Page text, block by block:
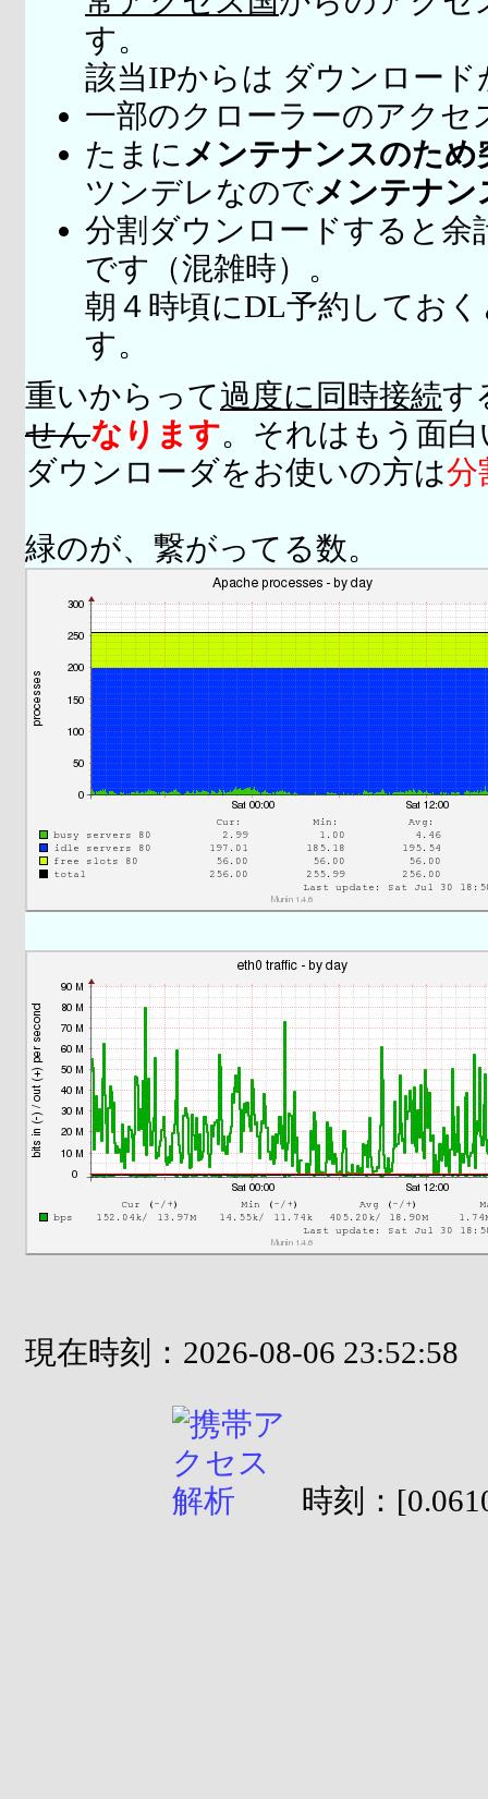
す。
該当IPからは ダウンロー
一部のクローラーのアクセ
たまに メンテナンスのため
ツンデレなのでメンテナ
分割ダウンロードすると余
です（混雑時）。
朝４時頃にDL予約してお
す。
重いからって過度に同時接続す
せんなります。それはもう面
ダウンローダをお使いの方は分
緑のが、繋がってる数。
現在時刻：2026-08-06 23:52:58
時刻：